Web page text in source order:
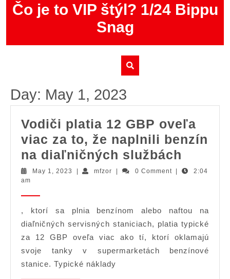
SkipČo je to VIP štýl? 1/24 Bippu
Snag
Day: May 1, 2023
Vodiči platia 12 GBP oveľa
viac za to, že naplnili benzín
na diaľničných službách
platia
oveľa
viac
za
May 1, 2023 May
mfzor mfzor 0 Comment
2:04
am
, ktorí sa plnia benzínom alebo naftou na
diaľničných servisných staniciach, platia typické
za 12 GBP oveľa viac ako tí, ktorí oklamajú
svoje tanky v supermarketách benzínové
stanice. Typické náklady